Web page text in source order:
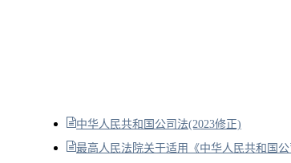
中华人民共和国公司法(2023修正)
最高人民法院关于适用《中华人民共和国